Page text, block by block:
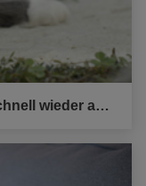
Nutribound - Damit Ihr Liebling schnell wieder auf die Beine kommt